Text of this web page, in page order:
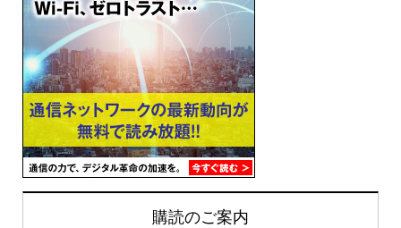
購読のご案内